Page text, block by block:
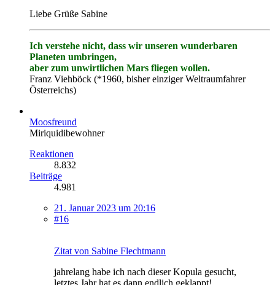
Liebe Grüße Sabine
Ich verstehe nicht, dass wir unseren wunderbaren
Planeten umbringen,
aber zum unwirtlichen Mars fliegen wollen.
Franz Viehböck (*1960, bisher einziger Weltraumfahrer
Österreichs)
Moosfreund
Miriquidibewohner
Reaktionen
8.832
Beiträge
4.981
21. Januar 2023 um 20:16
#16
Zitat von Sabine Flechtmann
jahrelang habe ich nach dieser Kopula gesucht,
letztes Jahr hat es dann endlich geklappt!